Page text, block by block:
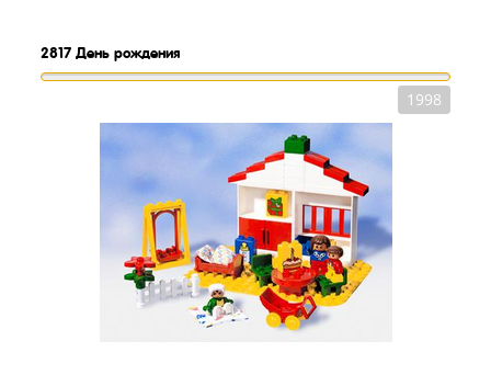
2817 День рождения
1998